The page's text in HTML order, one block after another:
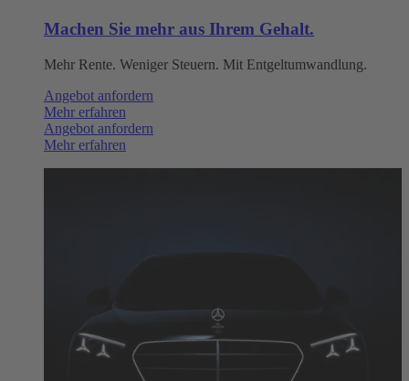
Machen Sie mehr aus Ihrem Gehalt.
Mehr Rente. Weniger Steuern. Mit Entgeltumwandlung.
Angebot anfordern
Mehr erfahren
Angebot anfordern
Mehr erfahren